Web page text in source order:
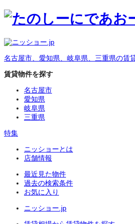
名古屋市、愛知県、岐阜県、三重県の賃
賃貸物件を探す
名古屋市
愛知県
岐阜県
三重県
特集
ニッショーとは
店舗情報
最近見た物件
過去の検索条件
お気に入り
ニッショー.jp